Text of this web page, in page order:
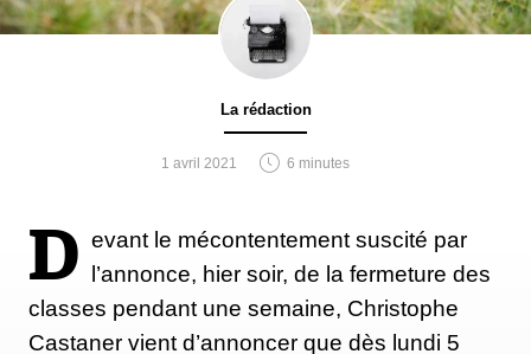
La rédaction
1 avril 2021 6 minutes
D evant le mécontentement suscité par
l’annonce, hier soir, de la fermeture des
classes pendant une semaine, Christophe
Castaner vient d’annoncer que dès lundi 5